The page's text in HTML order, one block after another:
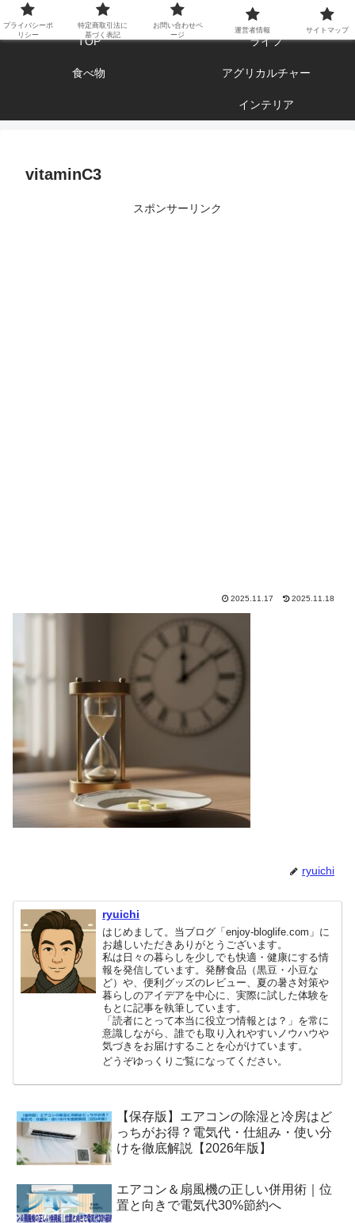
エンジョイ ブログライフ
TOP ライフ
食べ物 アグリカルチャー
インテリア
vitaminC3
スポンサーリンク
2025.11.17 2025.11.18
ryuichi
ryuichi
はじめまして。当ブログ「enjoy-bloglife.com」に
お越しいただきありがとうございます。
私は日々の暮らしを少しでも快適・健康にする情
報を発信しています。発酵食品（黒豆・小豆な
ど）や、便利グッズのレビュー、夏の暑さ対策や
暮らしのアイデアを中心に、実際に試した体験を
もとに記事を執筆しています。
「読者にとって本当に役立つ情報とは？」を常に
意識しながら、誰でも取り入れやすいノウハウや
気づきをお届けすることを心がけています。
どうぞゆっくりご覧になってください。
【保存版】エアコンの除湿と冷房はど
っちがお得？電気代・仕組み・使い分
けを徹底解説【2026年版】
エアコン＆扇風機の正しい併用術｜位
置と向きで電気代30%節約へ
プライバシーポ
リシー
特定商取引法に
基づく表記
お問い合わせペ
ージ
運営者情報 サイトマップ